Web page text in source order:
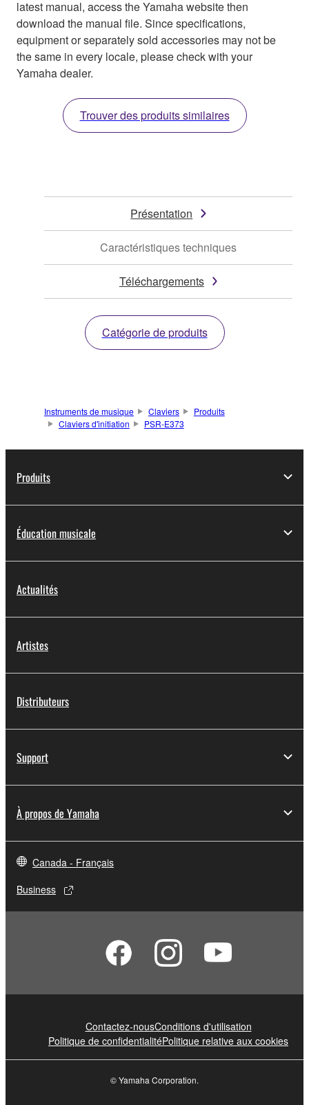
latest manual, access the Yamaha website then
download the manual file. Since specifications,
equipment or separately sold accessories may not be
the same in every locale, please check with your
Yamaha dealer.
Trouver des produits similaires
Présentation
Caractéristiques techniques
Téléchargements
Catégorie de produits
Instruments de musique Claviers
Produits
Claviers d'initiation
PSR-E373
Produits
Éducation musicale
Actualités
Artistes
Distributeurs
Support
À propos de Yamaha
Canada - Français
Business
Contactez-nousConditions d'utilisation
Politique de confidentialitéPolitique relative aux cookies
© Yamaha Corporation.